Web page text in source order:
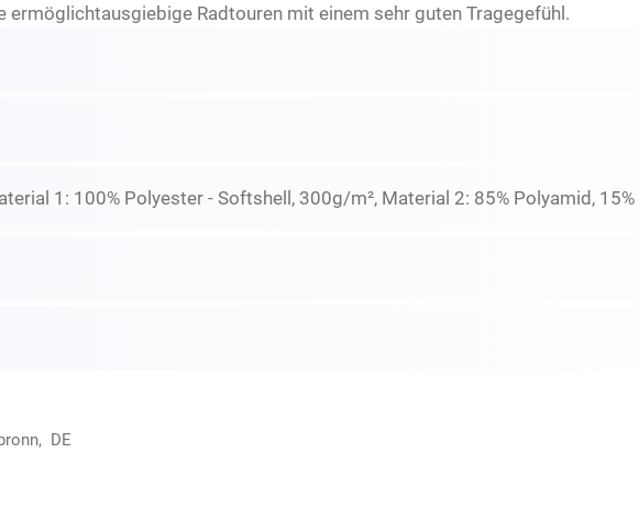
ermöglichtausgiebige Radtouren mit einem sehr guten Tragegefühl.
1: 100% Polyester - Softshell, 300g/m², Material 2: 85% Polyamid,
DE